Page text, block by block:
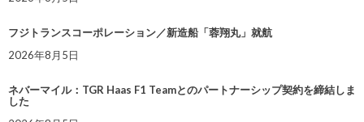
フジトランスコーポレーション／新造船「蓉翔丸」就航
2026年8月5日
ネバーマイル：TGR Haas F1 Teamとのパートナーシップ契約を締結しま
した